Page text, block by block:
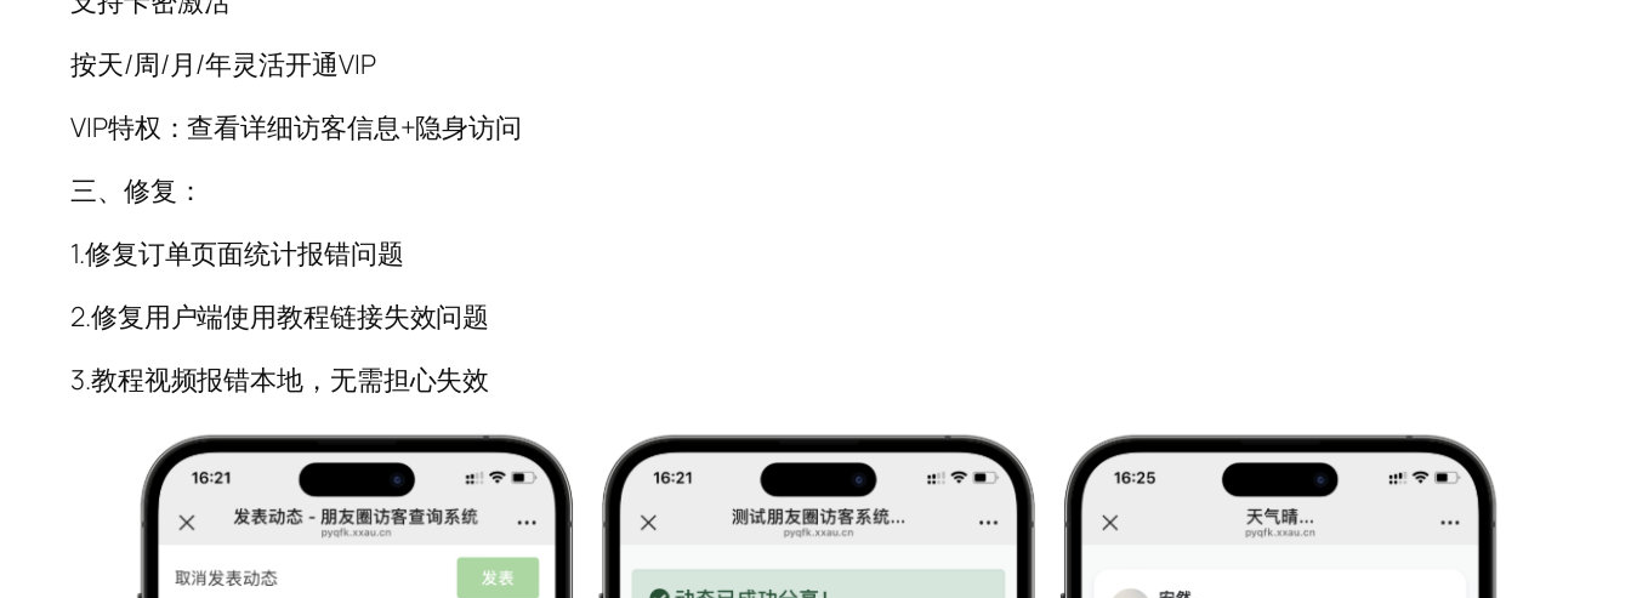
按天/周/月/年灵活开通VIP
VIP特权：查看详细访客信息+隐身访问
三、修复：
1.修复订单页面统计报错问题
2.修复用户端使用教程链接失效问题
3.教程视频报错本地，无需担心失效